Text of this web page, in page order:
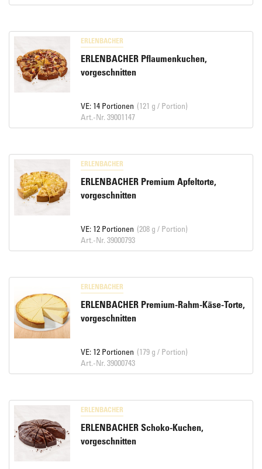
ERLENBACHER
ERLENBACHER Pflaumenkuchen,
vorgeschnitten
VE: 14 Portionen (121 g / Portion)
Art.-Nr. 39001147
ERLENBACHER
ERLENBACHER Premium Apfeltorte,
vorgeschnitten
VE: 12 Portionen (208 g / Portion)
Art.-Nr. 39000793
ERLENBACHER
ERLENBACHER Premium-Rahm-Käse-Torte,
vorgeschnitten
VE: 12 Portionen (179 g / Portion)
Art.-Nr. 39000743
ERLENBACHER
ERLENBACHER Schoko-Kuchen,
vorgeschnitten